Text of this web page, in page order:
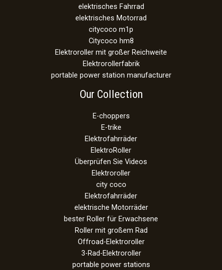
elektrisches Fahrrad
elektrisches Motorrad
citycoco m1p
Citycoco hm8
Elektroroller mit großer Reichweite
Elektrorollerfabrik
portable power station manufacturer
Our Collection
E-choppers
E-trike
Elektrofahrräder
ElektroRoller
Überprüfen Sie Videos
Elektroroller
city coco
Elektrofahrräder
elektrische Motorräder
bester Roller für Erwachsene
Roller mit großem Rad
Offroad-Elektroroller
3-Rad-Elektroroller
portable power stations